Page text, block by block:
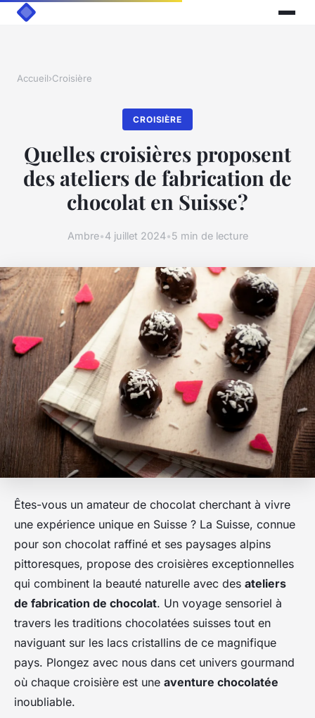
Accueil›Croisière
CROISIÈRE
Quelles croisières proposent
des ateliers de fabrication de
chocolat en Suisse?
Ambre•4 juillet 2024•5 min de lecture
Êtes-vous un amateur de chocolat cherchant à vivre
une expérience unique en Suisse ? La Suisse, connue
pour son chocolat raffiné et ses paysages alpins
pittoresques, propose des croisières exceptionnelles
qui combinent la beauté naturelle avec des ateliers
de fabrication de chocolat. Un voyage sensoriel à
travers les traditions chocolatées suisses tout en
naviguant sur les lacs cristallins de ce magnifique
pays. Plongez avec nous dans cet univers gourmand
où chaque croisière est une aventure chocolatée
inoubliable.